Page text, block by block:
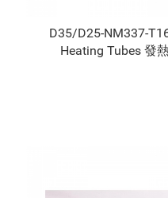
D35/D25-NM337-
Heating Tubes 發